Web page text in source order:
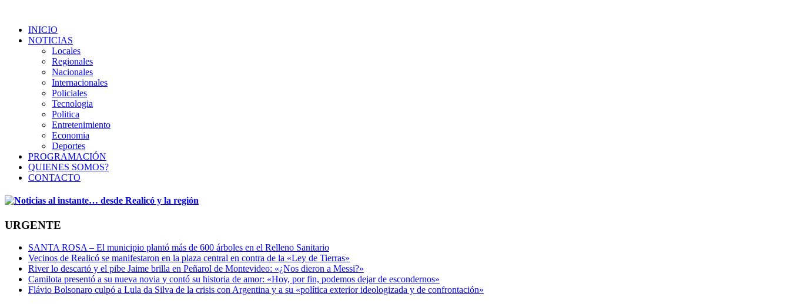
INICIO
NOTICIAS
Locales
Regionales
Nacionales
Internacionales
Policiales
Tecnologia
Politica
Entretenimiento
Economia
Deportes
PROGRAMACIÓN
QUIENES SOMOS?
CONTACTO
URGENTE
SANTA ROSA – El municipio plantó más de 600 árboles en el Relleno Sanitario
Vecinos de Realicó se manifestaron en la plaza central en contra de la «Ley de Tierras»
River lo descartó y el pibe Jaime brilla en Peñarol de Montevideo: «¿Nos dieron a Messi?»
Camilota presentó a su nueva novia y contó su historia de amor: «Hoy, por fin, podemos dejar de escondernos»
Flávio Bolsonaro culpó a Lula da Silva de la crisis con Argentina y a su «política exterior ideologizada y de confrontación»